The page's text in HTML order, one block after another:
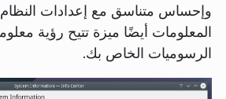
وإحساس متناسق مع إعدادات
المعلومات أيضًا ميزة تتيح رؤية
الرسوميات الخاص بك.